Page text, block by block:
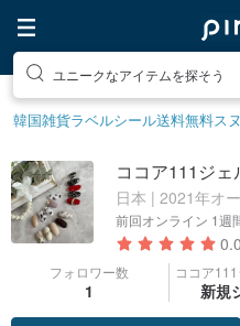
ユニークなアイテムを探そう
韓国雑貨ラベルシール送料無料ス
ココア111ジェ
日本 | 2021年オ
前回オンライン 1週
0.0
フォロワー数
1
ココア
新規